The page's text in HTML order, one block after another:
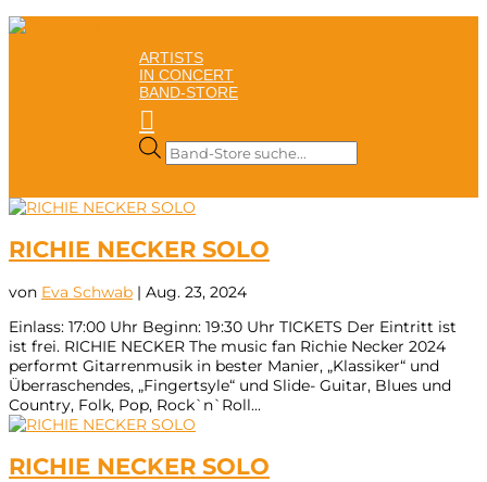
ARTISTS
IN CONCERT
BAND-STORE

Products
search
RICHIE NECKER SOLO
von Eva Schwab | Aug. 23, 2024
Einlass: 17:00 Uhr Beginn: 19:30 Uhr TICKETS Der Eintritt ist
ist frei. RICHIE NECKER The music fan Richie Necker 2024
performt Gitarrenmusik in bester Manier, „Klassiker“ und
Überraschendes, „Fingertsyle“ und Slide- Guitar, Blues und
Country, Folk, Pop, Rock`n`Roll...
RICHIE NECKER SOLO